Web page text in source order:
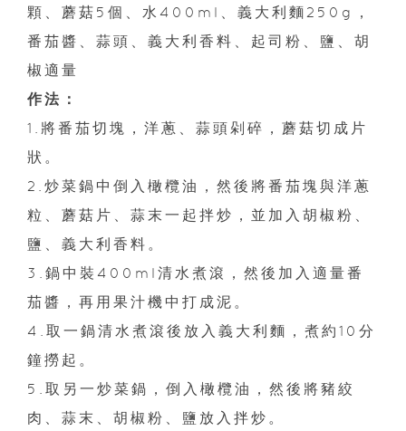
顆、蘑菇5個、水400ml、義大利麵250g，
番茄醬、蒜頭、義大利香料、起司粉、鹽、胡
椒適量
作法：
1.將番茄切塊，洋蔥、蒜頭剁碎，蘑菇切成片
狀。
2.炒菜鍋中倒入橄欖油，然後將番茄塊與洋蔥
粒、蘑菇片、蒜末一起拌炒，並加入胡椒粉、
鹽、義大利香料。
3.鍋中裝400ml清水煮滾，然後加入適量番
茄醬，再用果汁機中打成泥。
4.取一鍋清水煮滾後放入義大利麵，煮約10分
鐘撈起。
5.取另一炒菜鍋，倒入橄欖油，然後將豬絞
肉、蒜末、胡椒粉、鹽放入拌炒。